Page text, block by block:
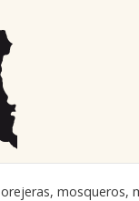
orejeras, mosqueros,